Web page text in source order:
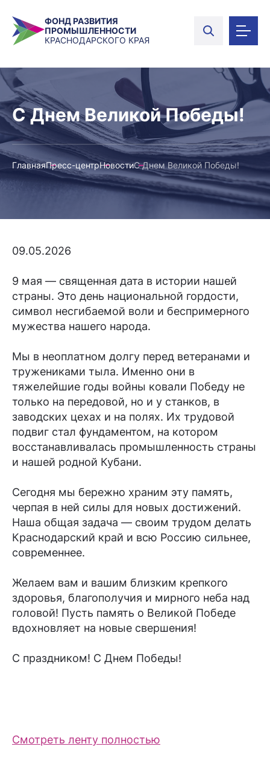
ФОНД РАЗВИТИЯ
ПРОМЫШЛЕННОСТИ
КРАСНОДАРСКОГО КРАЯ
С Днем Великой Победы!
ГлавнаяПресс-центрНовостиС Днем Великой Победы!
09.05.2026
9 мая — священная дата в истории нашей
страны. Это день национальной гордости,
символ несгибаемой воли и беспримерного
мужества нашего народа.
Мы в неоплатном долгу перед ветеранами и
тружениками тыла. Именно они в
тяжелейшие годы войны ковали Победу не
только на передовой, но и у станков, в
заводских цехах и на полях. Их трудовой
подвиг стал фундаментом, на котором
восстанавливалась промышленность страны
и нашей родной Кубани.
Сегодня мы бережно храним эту память,
черпая в ней силы для новых достижений.
Наша общая задача — своим трудом делать
Краснодарский край и всю Россию сильнее,
современнее.
Желаем вам и вашим близким крепкого
здоровья, благополучия и мирного неба над
головой! Пусть память о Великой Победе
вдохновляет на новые свершения!
С праздником! С Днем Победы!
Смотреть ленту полностью